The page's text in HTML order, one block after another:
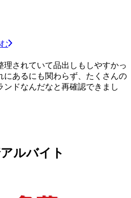
理されていて品出しもしやすかっ
にあるにも関わらず、たくさんの
ンドなんだなと再確認できまし
ルバイト